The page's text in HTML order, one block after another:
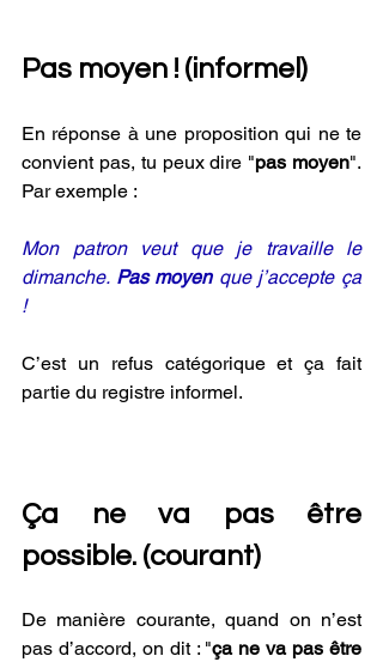
Pas moyen ! (informel)
En réponse à une proposition qui ne te
convient pas, tu peux dire "pas moyen".
Par exemple :
Mon patron veut que je travaille le
dimanche. Pas moyen que j’accepte ça
!
C’est un refus catégorique et ça fait
partie du registre informel.
Ça ne va pas être
possible. (courant)
De manière courante, quand on n’est
pas d’accord, on dit : "ça ne va pas être